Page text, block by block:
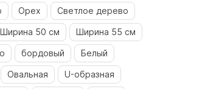
Орех Светлое дерево
Ширина 50 см Ширина 55 см
бордовый Белый
Овальная U-образная